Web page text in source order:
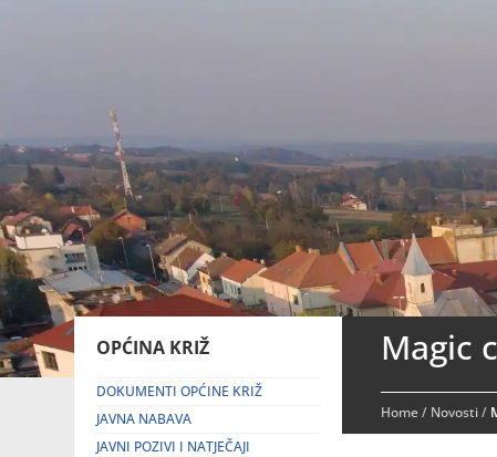
OPĆINA KRIŽ
DOKUMENTI OPĆINE KRIŽ
JAVNA NABAVA
JAVNI POZIVI I NATJEČAJI
Magic
Home/ Novosti/